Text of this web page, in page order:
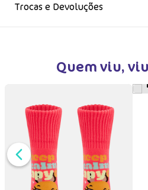
Trocas e Devoluções
Quem viu,